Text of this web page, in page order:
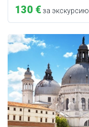
130 €за экскурсию